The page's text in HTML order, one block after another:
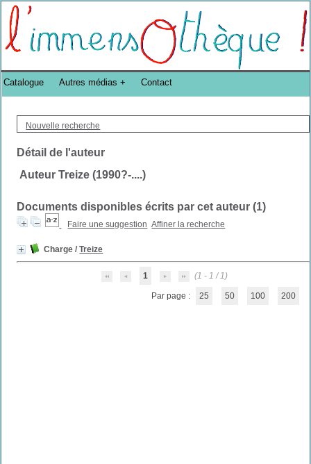
Bibliothèque DoucheFLUX Bibliotheek -->
Nouvelle recherche
Détail de l'auteur
Auteur Treize (1990?-....)
Documents disponibles écrits par cet auteur (1)
Faire une suggestion Affiner la recherche
Charge /Treize
1 (1 - 1 / 1)
Par page : 25 50 100 200
Catalogue Autres médias Contact